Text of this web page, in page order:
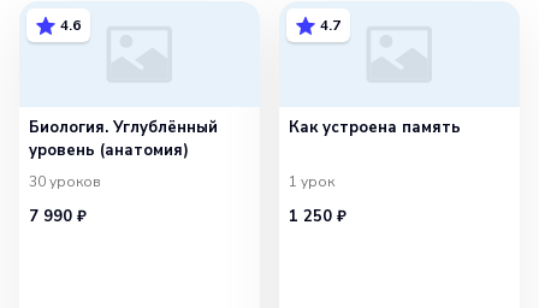
4.6
Биология. Углублённый
уровень (анатомия)
30уроков
7 990 ₽
4.7
Как устроена память
1 урок
1 250 ₽